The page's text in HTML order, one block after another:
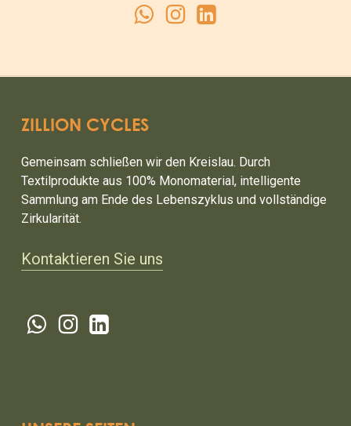
ZILLION CYCLES
Gemeinsam schließen wir den Kreislau. Durch
Textilprodukte aus 100% Monomaterial, intelligente
Sammlung am Ende des Lebenszyklus und vollständige
Zirkularität.
Kontaktieren Sie uns